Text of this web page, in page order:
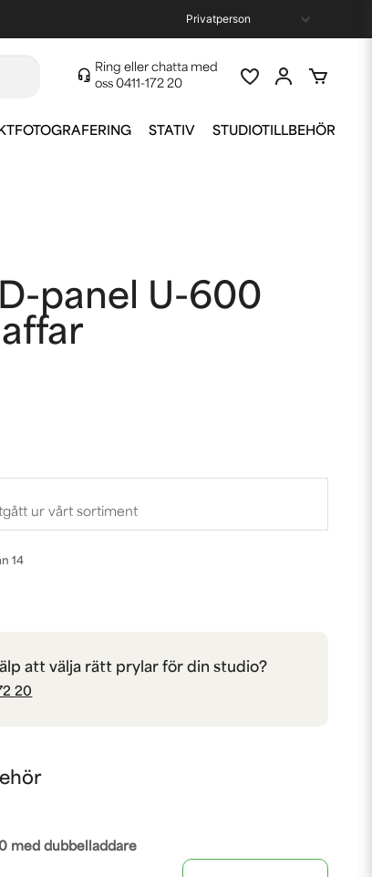
Ring eller chatta med
oss 0411-172 20
STATIV STUDIOTILLBEHÖR
panel U-600
ur vårt sortiment
14
att välja rätt prylar för din studio?
20
med dubbelladdare